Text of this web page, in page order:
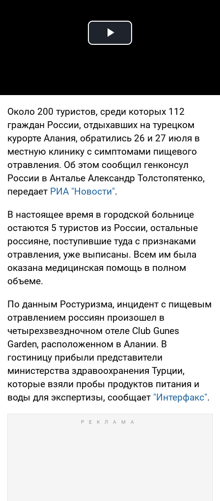
Play Video
Около 200 туристов, среди которых 112
граждан России, отдыхавших на турецком
курорте Алания, обратились 26 и 27 июля в
местную клинику с симптомами пищевого
отравления. Об этом сообщил генконсул
России в Анталье Александр Толстопятенко,
передает РИА "Новости".
В настоящее время в городской больнице
остаются 5 туристов из России, остальные
россияне, поступившие туда с признаками
отравления, уже выписаны. Всем им была
оказана медицинская помощь в полном
объеме.
По данным Ростуризма, инцидент с пищевым
отравлением россиян произошел в
четырехзвездночном отеле Club Gunes
Garden, расположенном в Алании. В
гостиницу прибыли представители
министерства здравоохранения Турции,
которые взяли пробы продуктов питания и
воды для экспертизы, сообщает "Интерфакс".